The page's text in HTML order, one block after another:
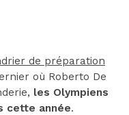
de préparation
où Roberto De
les Olympiens
cette année.